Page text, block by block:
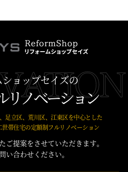
ョップセイズの
リノベーション
足立区、荒川区、江東区を中心とした
帯住宅の定額制フルリノベーション
ご提案をさせていただきます。
い合わせください。